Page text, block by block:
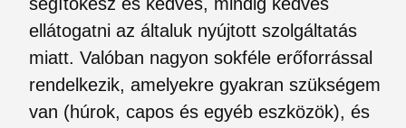
ellátogatni az általuk nyújtott szolgáltatás
miatt. Valóban nagyon sokféle erőforrással
rendelkezik, amelyekre gyakran szükségem
van (húrok, capos és egyéb eszközök), és